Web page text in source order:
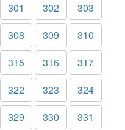
301 302
303
308 309
310
315 316
317
322 323
324
329 330
331